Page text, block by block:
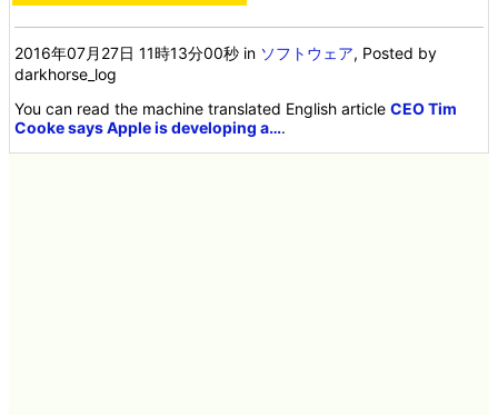
2016年07月27日 11時13分00秒 in ソフトウェア, Posted by
darkhorse_log
You can read the machine translated English articleCEO Tim
Cooke says Apple is developing a….